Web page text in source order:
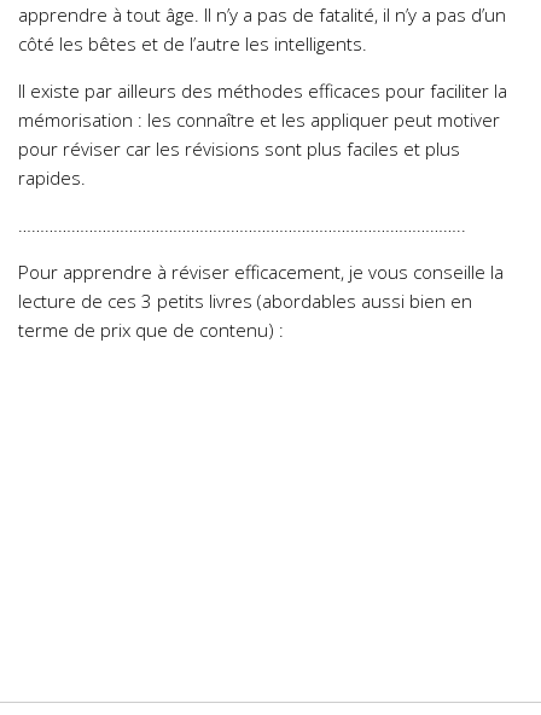
apprendre à tout âge. Il n’y a pas de fatalité, il n’y a pas d’un
côté les bêtes et de l’autre les intelligents.
Il existe par ailleurs des méthodes efficaces pour faciliter la
mémorisation : les connaître et les appliquer peut motiver
pour réviser car les révisions sont plus faciles et plus
rapides.
Pour apprendre à réviser efficacement, je vous conseille la
lecture de ces 3 petits livres (abordables aussi bien en
terme de prix que de contenu) :
Apprendre à réviser– André Giordan et Jérôme Saltet